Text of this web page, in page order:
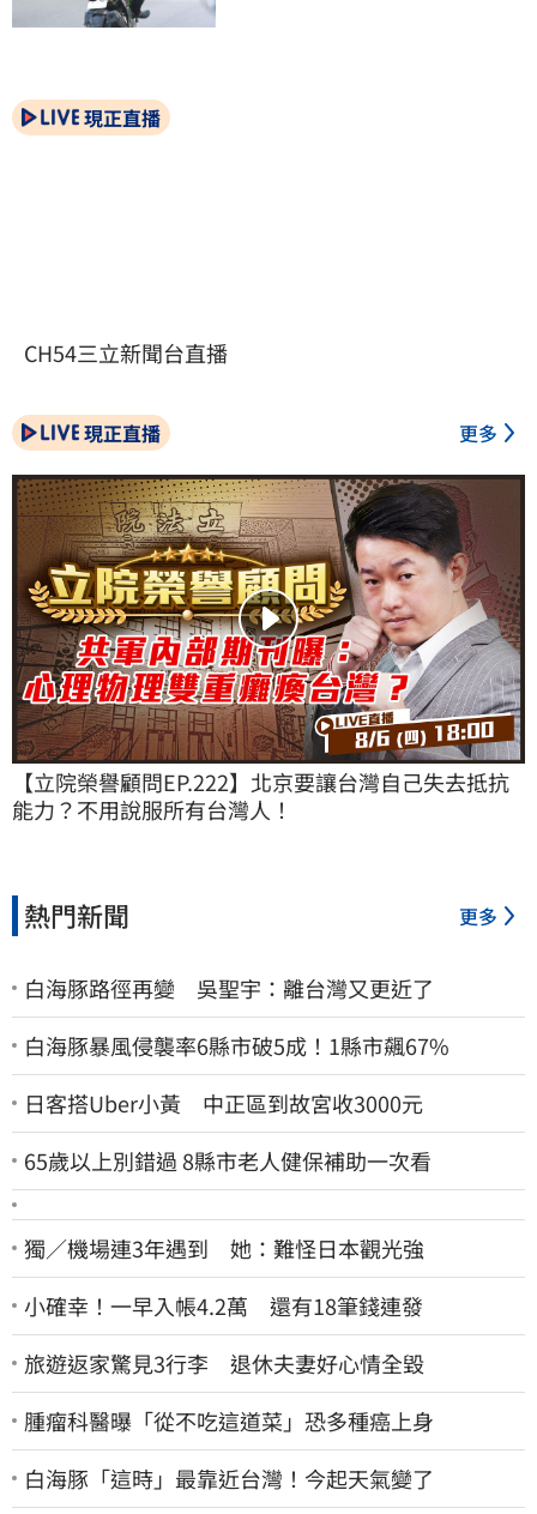
現正直播
CH54三立新聞台直播
現正直播 更多
【立院榮譽顧問EP.222】北京要讓台灣自己失去抵抗
能力？不用說服所有台灣人！
熱門新聞 更多
白海豚路徑再變 吳聖宇：離台灣又更近了
白海豚暴風侵襲率6縣市破5成！1縣市飆67%
日客搭Uber小黃 中正區到故宮收3000元
65歲以上別錯過 8縣市老人健保補助一次看
獨／機場連3年遇到 她：難怪日本觀光強
小確幸！一早入帳4.2萬 還有18筆錢連發
旅遊返家驚見3行李 退休夫妻好心情全毀
腫瘤科醫曝「從不吃這道菜」恐多種癌上身
白海豚「這時」最靠近台灣！今起天氣變了